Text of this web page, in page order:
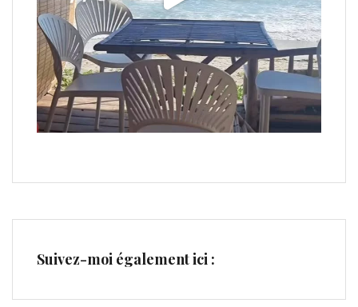
Suivez-moi également ici :